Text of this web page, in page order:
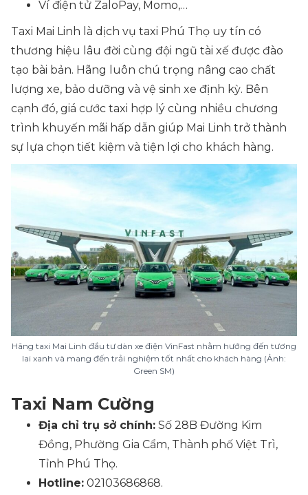
Ví điện tử ZaloPay, Momo,…
Taxi Mai Linh là dịch vụ taxi Phú Thọ uy tín có
thương hiệu lâu đời cùng đội ngũ tài xế được đào
tạo bài bản. Hãng luôn chú trọng nâng cao chất
lượng xe, bảo dưỡng và vệ sinh xe định kỳ. Bên
cạnh đó, giá cước taxi hợp lý cùng nhiều chương
trình khuyến mãi hấp dẫn giúp Mai Linh trở thành
sự lựa chọn tiết kiệm và tiện lợi cho khách hàng.
Hãng taxi Mai Linh đầu tư dàn xe điện VinFast nhằm hướng đến tương
lai xanh và mang đến trải nghiệm tốt nhất cho khách hàng (Ảnh:
Green SM)
Taxi Nam Cường
Địa chỉ trụ sở chính: Số 28B Đường Kim
Đồng, Phường Gia Cẩm, Thành phố Việt Trì,
Tỉnh Phú Thọ.
Hotline: 02103686868.